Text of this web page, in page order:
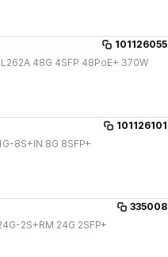
101126055
48G 4SFP 48PoE+ 370W
101126101
8S+IN 8G 8SFP+
335008
2S+RM 24G 2SFP+